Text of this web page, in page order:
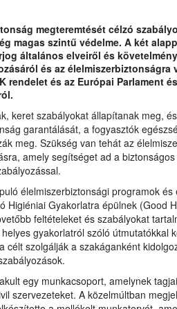
megteremtését célzó
magas szintű védelme. A két
általános elveiről és
és az élelmiszerbiztonságra
rendelet és az Európai Parlament
keret szabályokat állapítanak meg,
garantálását, a fogyasztók
meg. Szükség van tehát az
amely segítséget ad a
élelmiszerbiztonsági programok és
Higiéniai Gyakorlatra épülnek (Good
feltételeket és szabályokat
gyakorlatról szóló útmutatókkal
célt szolgálják a szakáganként
egy munkacsoport, amelynek
szervezeteket. A közelmúltban